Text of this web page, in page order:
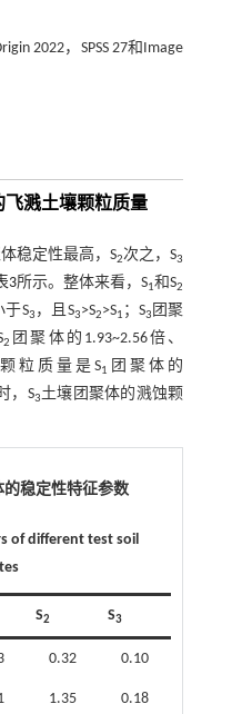
2022，SPSS 27和Image
飞溅土壤颗粒质量
稳定性最高，S2次之，S3
3所示。整体来看，S1和S2
S3 ，且S3>S2>S1 ；S3 团聚
2 团聚体的1.93~2.56倍、
粒质量是S1 团聚体的
，S3土壤团聚体的溅蚀颗
稳定性特征参数
of different test soil
S2 S3
0.32 0.10
1.35 0.18